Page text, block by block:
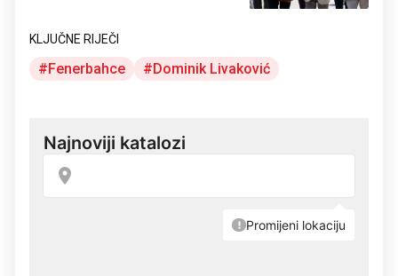
KLJUČNE RIJEČI
Fenerbahce Dominik Livaković